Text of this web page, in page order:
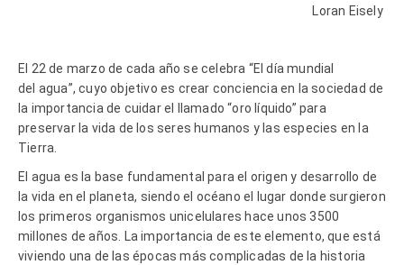
Loran Eisely
El 22 de marzo de cada año se celebra “El día mundial
del agua”, cuyo objetivo es crear conciencia en la sociedad de
la importancia de cuidar el llamado “oro líquido” para
preservar la vida de los seres humanos y las especies en la
Tierra.
El agua es la base fundamental para el origen y desarrollo de
la vida en el planeta, siendo el océano el lugar donde surgieron
los primeros organismos unicelulares hace unos 3500
millones de años. La importancia de este elemento, que está
viviendo una de las épocas más complicadas de la historia